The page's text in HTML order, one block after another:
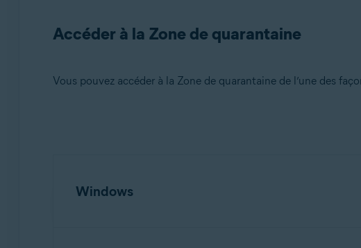
Accéder à la Zone de quarantaine
Vous pouvez accéder à la Zone de quarantaine de l’une des
Windows